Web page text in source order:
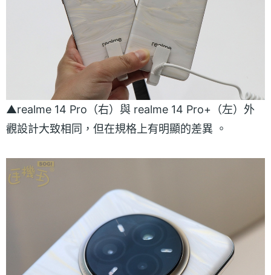
▲realme 14 Pro（右）與 realme 14 Pro+（左）外
觀設計大致相同，但在規格上有明顯的差異 。